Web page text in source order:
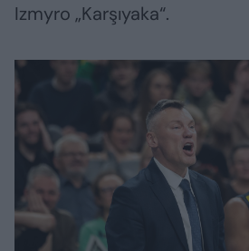
Izmyro „Karşıyaka“.